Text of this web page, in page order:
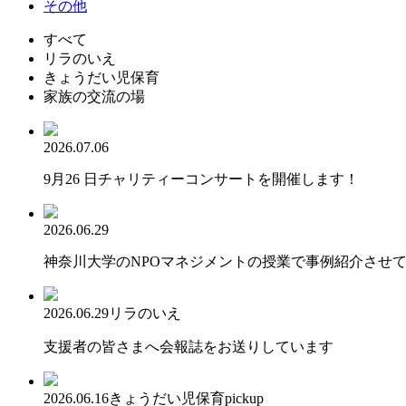
その他
すべて
リラのいえ
きょうだい児保育
家族の交流の場
2026.07.06
9月26 日チャリティーコンサートを開催します！
2026.06.29
神奈川大学のNPOマネジメントの授業で事例紹介させ
2026.06.29リラのいえ
支援者の皆さまへ会報誌をお送りしています
2026.06.16きょうだい児保育pickup